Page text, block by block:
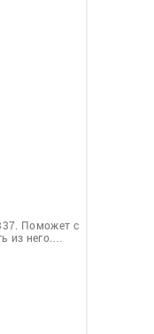
Поможет с
из него.…